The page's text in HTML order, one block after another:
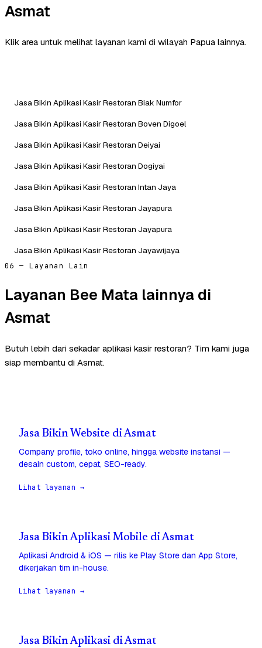
Asmat
Klik area untuk melihat layanan kami di wilayah Papua lainnya.
Jasa Bikin Aplikasi Kasir Restoran Biak Numfor
Jasa Bikin Aplikasi Kasir Restoran Boven Digoel
Jasa Bikin Aplikasi Kasir Restoran Deiyai
Jasa Bikin Aplikasi Kasir Restoran Dogiyai
Jasa Bikin Aplikasi Kasir Restoran Intan Jaya
Jasa Bikin Aplikasi Kasir Restoran Jayapura
Jasa Bikin Aplikasi Kasir Restoran Jayapura
Jasa Bikin Aplikasi Kasir Restoran Jayawijaya
06 — Layanan Lain
Layanan Bee Mata lainnya di
Asmat
Butuh lebih dari sekadar aplikasi kasir restoran? Tim kami juga
siap membantu di Asmat.
Jasa Bikin Website di Asmat
Company profile, toko online, hingga website instansi —
desain custom, cepat, SEO-ready.
Lihat layanan →
Jasa Bikin Aplikasi Mobile di Asmat
Aplikasi Android & iOS — rilis ke Play Store dan App Store,
dikerjakan tim in-house.
Lihat layanan →
Jasa Bikin Aplikasi di Asmat